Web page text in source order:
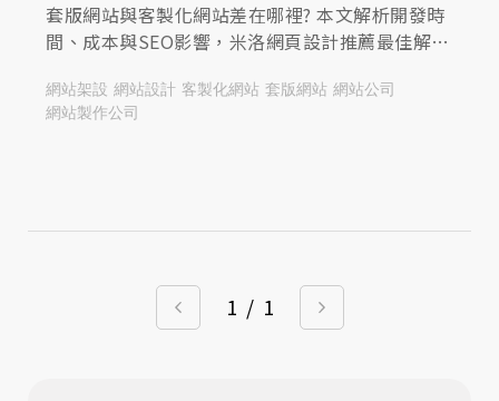
套版網站與客製化網站差在哪裡? 本文解析開發時
間、成本與SEO影響，米洛網頁設計推薦最佳解決
多!
網站架設 網站設計 客製化網站 套版網站 網站公司
網站製作公司
1 / 1